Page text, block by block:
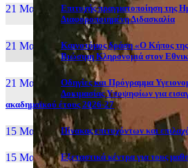
21 Μαι, 26
Επιτυχής πραγματοποίηση της
Διαφοροποιημένη Διδασκαλία
21 Μαι, 26
Καινοτόμος δράση «Ο Κήπος
Βιώσιμη Κληρονομιά στον
21 Μαι, 26
Οδηγίες και Πρόγραμμα
Δοκιμασίας Υποψηφίων για
ακαδημαϊκού έτους 2026-27
15 Μαι, 26 Πίνακας επιτυχόντων και
15 Μαι, 26 Εξεταστικά κέντρα για τους